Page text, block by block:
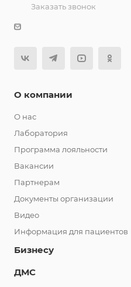
Заказать звонок
О компании
О нас
Лаборатория
Программа лояльности
Вакансии
Партнерам
Документы организации
Видео
Информация для пациентов
Бизнесу
ДМС